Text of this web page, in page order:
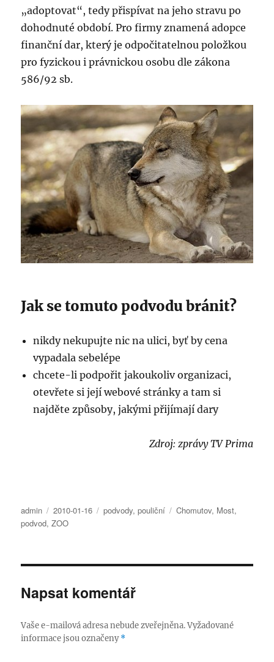
„adoptovat“, tedy přispívat na jeho stravu po
dohodnuté období. Pro firmy znamená adopce
finanční dar, který je odpočitatelnou položkou
pro fyzickou i právnickou osobu dle zákona
586/92 sb.
Jak se tomuto podvodu bránit?
nikdy nekupujte nic na ulici, byť by cena
vypadala sebelépe
chcete-li podpořit jakoukoliv organizaci,
otevřete si její webové stránky a tam si
najděte způsoby, jakými přijímají dary
Zdroj: zprávy TV Prima
Autor:
admin Publikováno:
2010-01-16 Rubriky:
podvody,pouliční Štítky:
Chomutov, Most,
podvod,ZOO
Napsat komentář
Vaše e-mailová adresa nebude zveřejněna. Vyžadované
informace jsou označeny*